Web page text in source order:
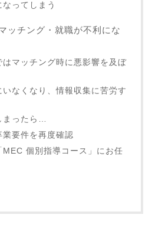
ってしまう
ッチング・就職が不利にな
マッチング時に悪影響を及ぼ
なくなり、情報収集に苦労す
まったら…
要件を再度確認
MEC 個別指導コース」にお任